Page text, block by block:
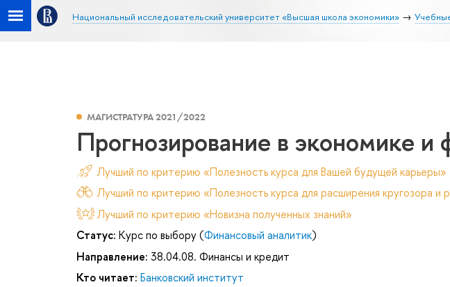
Национальный исследовательский университет «Высшая школа экономики»
МАГИСТРАТУРА 2021/2022
Прогнозирование в экономике и
Лучший по критерию «Полезность курса для Вашей будущей карьеры»
Лучший по критерию «Полезность курса для расширения кругозора и
Лучший по критерию «Новизна полученных знаний»
Статус: Курс по выбору (Финансовый аналитик)
Направление: 38.04.08. Финансы и кредит
Кто читает: Банковский институт